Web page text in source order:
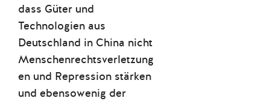
dass Güter und
Technologien aus
Deutschland in China nicht
Menschenrechtsverletzung
en und Repression stärken
und ebensowenig der